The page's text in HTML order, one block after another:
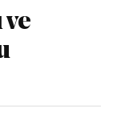
ve